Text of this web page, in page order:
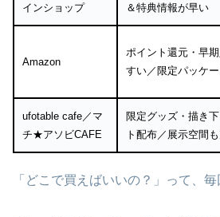
インショップ
＆特典情報が早い
Amazon
ポイント還元・早
すい／限定パッケー
ufotable cafe／マ
チ★アソビCAFE
限定グッズ・描き
ト配布／展示空間
「どこで買えばいいの？」って、毎